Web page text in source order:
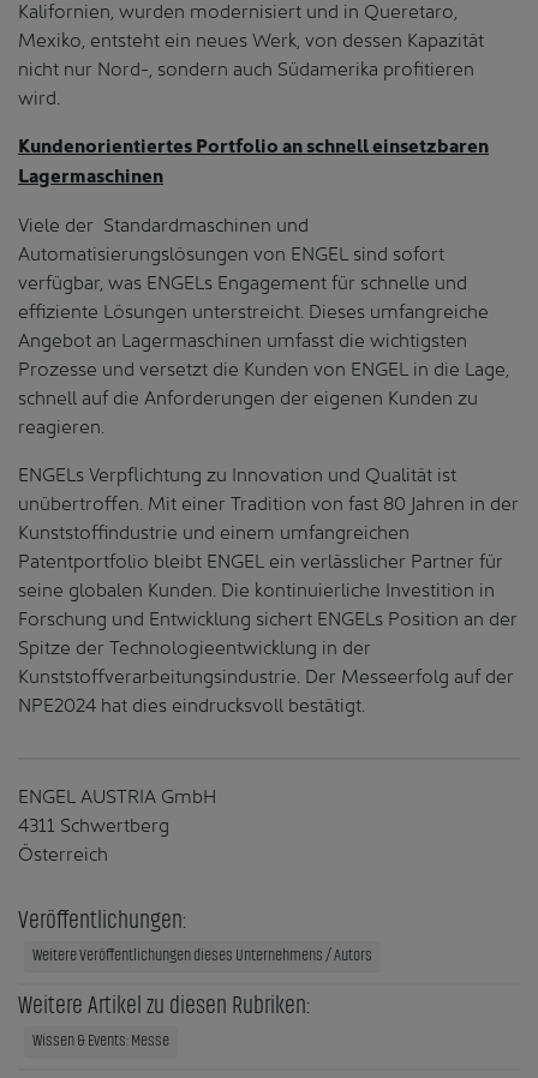
Kalifornien, wurden modernisiert und in Queretaro,
Mexiko, entsteht ein neues Werk, von dessen Kapazität
nicht nur Nord-, sondern auch Südamerika profitieren
wird.
Kundenorientiertes Portfolio an schnell einsetzbaren
Lagermaschinen
Viele der Standardmaschinen und
Automatisierungslösungen von ENGEL sind sofort
verfügbar, was ENGELs Engagement für schnelle und
effiziente Lösungen unterstreicht. Dieses umfangreiche
Angebot an Lagermaschinen umfasst die wichtigsten
Prozesse und versetzt die Kunden von ENGEL in die Lage,
schnell auf die Anforderungen der eigenen Kunden zu
reagieren.
ENGELs Verpflichtung zu Innovation und Qualität ist
unübertroffen. Mit einer Tradition von fast 80 Jahren in der
Kunststoffindustrie und einem umfangreichen
Patentportfolio bleibt ENGEL ein verlässlicher Partner für
seine globalen Kunden. Die kontinuierliche Investition in
Forschung und Entwicklung sichert ENGELs Position an der
Spitze der Technologieentwicklung in der
Kunststoffverarbeitungsindustrie. Der Messeerfolg auf der
NPE2024 hat dies eindrucksvoll bestätigt.
ENGEL AUSTRIA GmbH
4311 Schwertberg
Österreich
Veröffentlichungen:
Weitere Veröffentlichungen dieses Unternehmens / Autors
Weitere Artikel zu diesen Rubriken:
Wissen & Events: Messe